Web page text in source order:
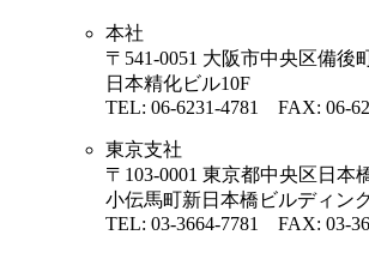
本社
〒541-0051 大阪市中央区備後
日本精化ビル10F
TEL: 06-6231-4781 FAX: 06-
東京支社
〒103-0001 東京都中央区日本
小伝馬町新日本橋ビルディン
TEL: 03-3664-7781 FAX: 03-